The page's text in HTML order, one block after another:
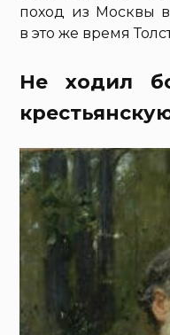
поход из Москвы
в это же время
Не ходил